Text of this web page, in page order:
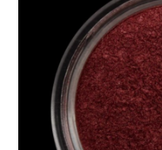
BEST SELLERS
КОСМЕТИКА ДЛЯ ВОЛОС
КОСМЕТИКА ДЛЯ ГЛАЗ
КОСМЕТИКА ДЛЯ БРОВЕЙ